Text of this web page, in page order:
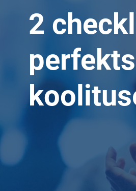
2